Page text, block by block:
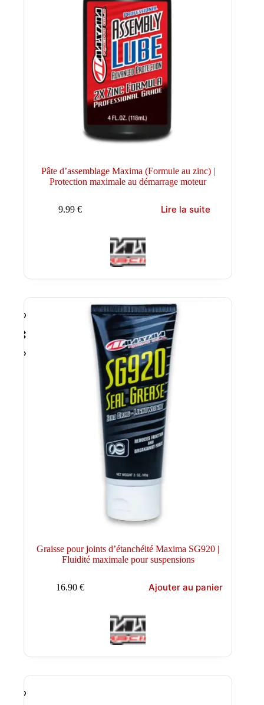
Pâte d’assemblage Maxima (Formule au zinc) |
Protection maximale au démarrage moteur
9.99€ Lire la suite
Graisse pour joints d’étanchéité Maxima SG920 |
Fluidité maximale pour suspensions
16.90€ Ajouter au panier